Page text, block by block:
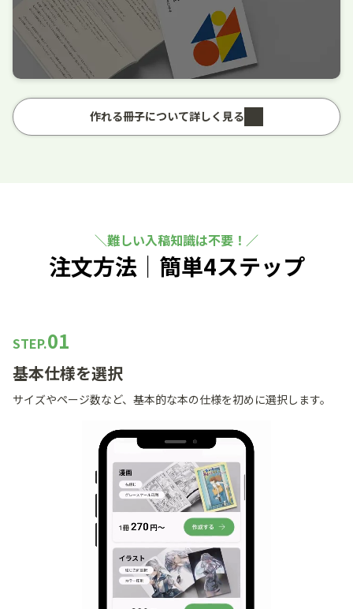
作れる冊子について詳しく見る
難しい入稿知識は不要！
注文方法｜簡単4ステップ
STEP.01
基本仕様を選択
サイズやページ数など、基本的な本の仕様を初めに選択します。